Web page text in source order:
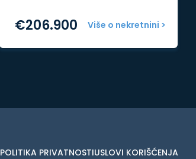
Više o nekretnini >
€206.900
POLITIKA PRIVATNOSTIUSLOVI KORIŠĆENJA